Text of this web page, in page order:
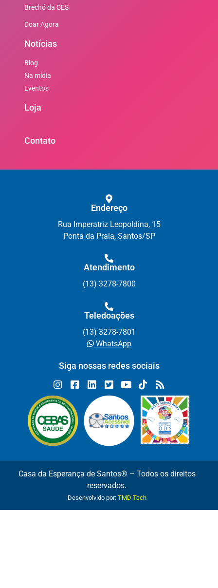
Brechó da CES
Doar Agora
Notícias
Blog
Na mídia
Eventos
Loja
Contato
Endereço
Rua Imperatriz Leopoldina, 15
Ponta da Praia, Santos/SP
Atendimento
(13) 3278-7800
Teledoações
(13) 3278-7801
WhatsApp
Siga nossas redes sociais
Casa da Esperança de Santos® – Todos os direitos
reservados.
Desenvolvido por: TMD Tech